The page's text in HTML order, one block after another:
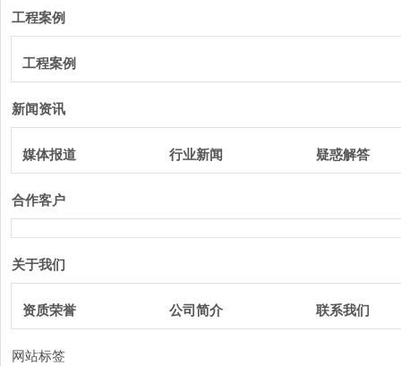
工程案例
工程案例
新闻资讯
媒体报道 行业新闻 疑惑解答
合作客户
关于我们
资质荣誉 公司简介 联系我们
网站标签